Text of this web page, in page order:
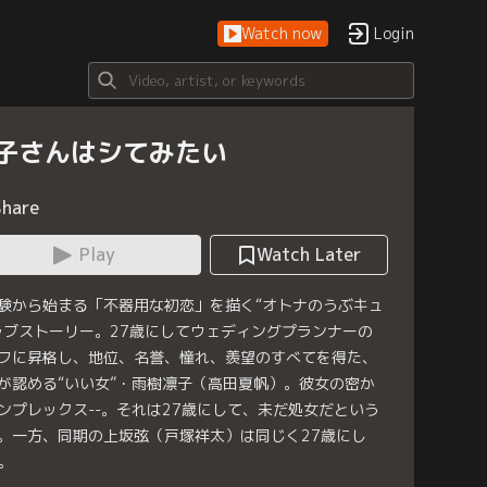
Watch now Login
さんはシてみたい
Play
Watch Later
から始まる「不器用な初恋」を描く“オトナのうぶキュ
ブストーリー。27歳にしてウェディングプランナーの
に昇格し、地位、名誉、憧れ、羨望のすべてを得た、
認める“いい女”・雨樹凛子（高田夏帆）。彼女の密か
プレックス--。それは27歳にして、未だ処女だという
一方、同期の上坂弦（戸塚祥太）は同じく27歳にし